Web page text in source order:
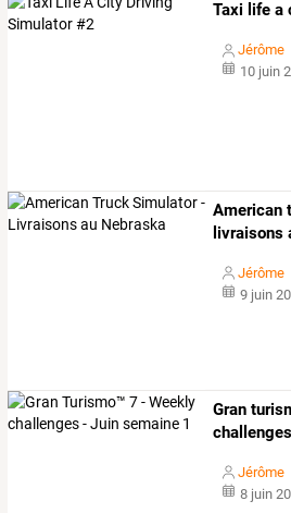
Taxi life a
Jérôme
10 juin
American
livraisons
Jérôme
9 juin
Gran
Jérôme
8 juin